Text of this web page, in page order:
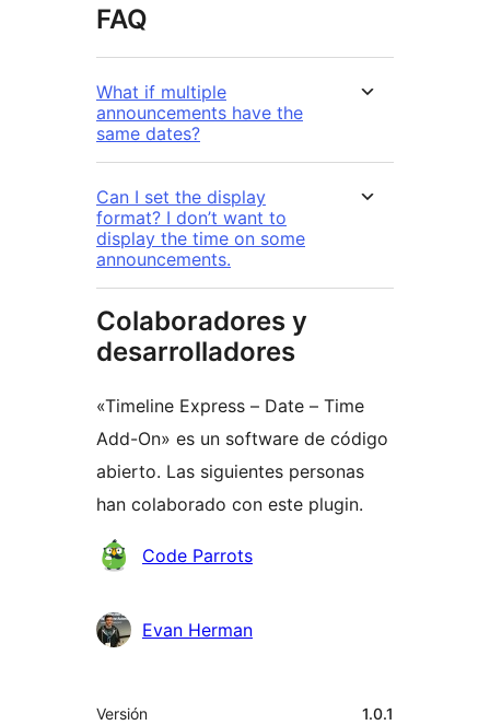
FAQ
What if multiple
announcements have the
same dates?
Can I set the display
format? I don’t want to
display the time on some
announcements.
Colaboradores y
desarrolladores
«Timeline Express – Date – Time
Add-On» es un software de código
abierto. Las siguientes personas
han colaborado con este plugin.
Colaboradores
Code Parrots
Evan Herman
Meta
Versión 1.0.1